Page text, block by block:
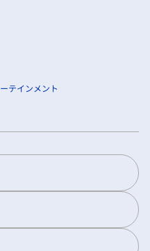
テインメント